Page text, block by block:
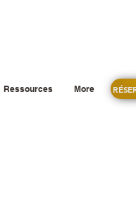
Ressources More